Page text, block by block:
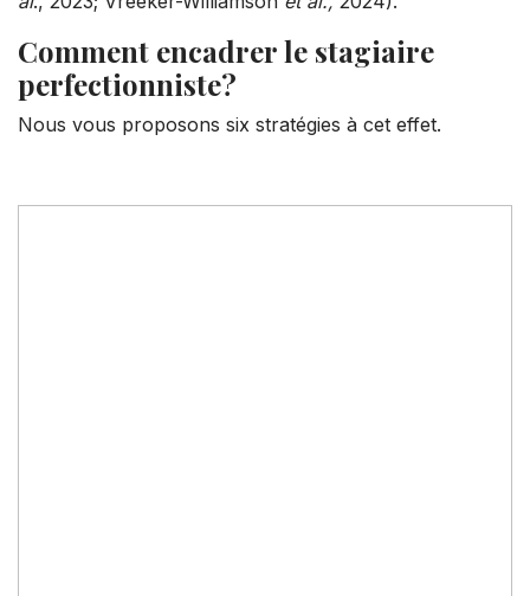
Comment encadrer le stagiaire
perfectionniste?
Nous vous proposons six stratégies à cet effet.